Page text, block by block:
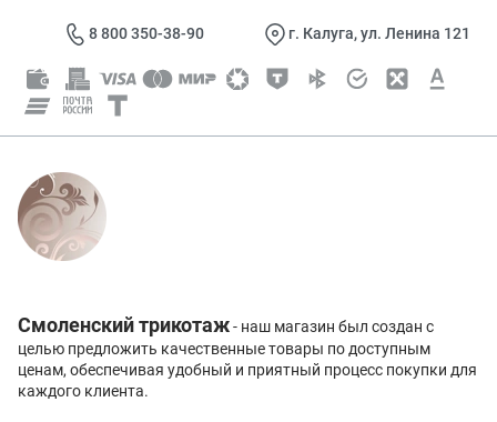
8 800 350-38-90 г. Калуга, ул. Ленина 121
Смоленский трикотаж- наш магазин был создан с
целью предложить качественные товары по доступным
ценам, обеспечивая удобный и приятный процесс покупки для
каждого клиента.